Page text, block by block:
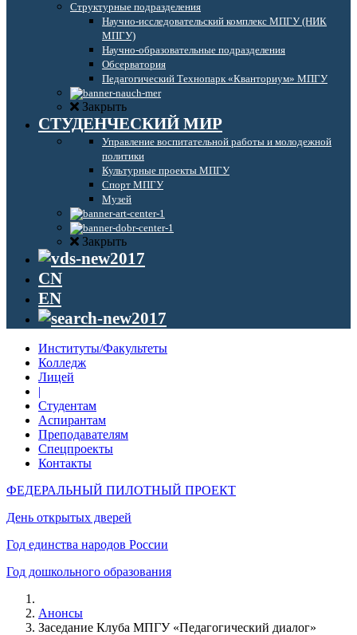
Структурные подразделения
Научно-исследовательский комплекс МПГУ (НИК
МПГУ)
Научно-образовательные подразделения
Обсерватория
Педагогический Технопарк «Кванториум» МПГУ
Закрыть
СТУДЕНЧЕСКИЙ МИР
Управление воспитательной работы и молодежной
политики
Культурные проекты МПГУ
Спорт МПГУ
Музей
Закрыть
CN
EN
Институты/Факультеты
Колледж
Лицей
|
Студентам
Аспирантам
Преподавателям
Спецпроекты
Контакты
ФЕДЕРАЛЬНЫЙ ПИЛОТНЫЙ ПРОЕКТ
День открытых дверей
Год единства народов России
Год дошкольного образования
Анонсы
Заседание Клуба МПГУ «Педагогический диалог»